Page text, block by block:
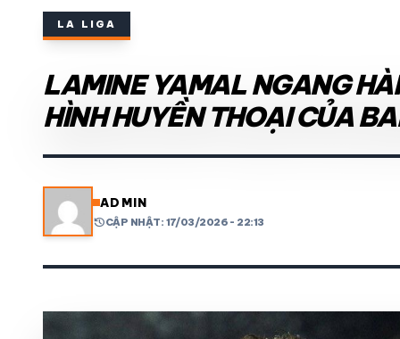
THỂ THAO TRONG NƯỚC
THỂ THAO
LỊCH THI ĐẤU
LA LIGA
LAMINE YAMAL NGANG
HÌNH HUYỀN THOẠI CỦA
ADMIN
historyCẬP NHẬT: 17/03/2026 - 22:13